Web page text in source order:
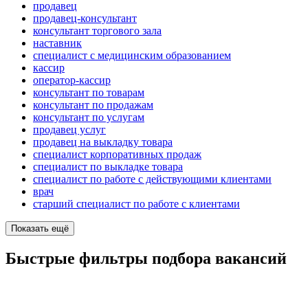
продавец
продавец-консультант
консультант торгового зала
наставник
специалист с медицинским образованием
кассир
оператор-кассир
консультант по товарам
консультант по продажам
консультант по услугам
продавец услуг
продавец на выкладку товара
специалист корпоративных продаж
специалист по выкладке товара
специалист по работе с действующими клиентами
врач
старший специалист по работе с клиентами
Показать ещё
Быстрые фильтры подбора вакансий